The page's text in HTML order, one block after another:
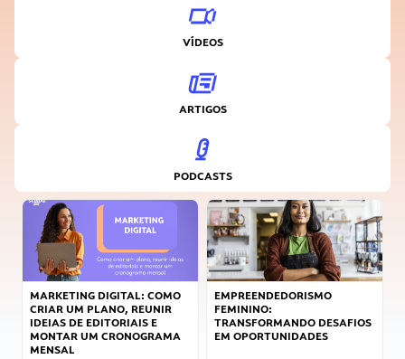
VÍDEOS
ARTIGOS
PODCASTS
MARKETING DIGITAL: COMO
CRIAR UM PLANO, REUNIR
IDEIAS DE EDITORIAIS E
MONTAR UM CRONOGRAMA
MENSAL
EMPREENDEDORISMO
FEMININO:
TRANSFORMANDO DESAFIOS
EM OPORTUNIDADES